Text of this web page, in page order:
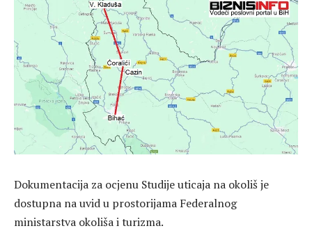
Dokumentacija za ocjenu Studije uticaja na okoliš je
dostupna na uvid u prostorijama Federalnog
ministarstva okoliša i turizma.